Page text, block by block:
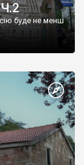
буде не менш